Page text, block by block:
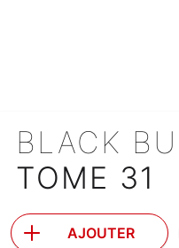
BLACK
TOME 31
AJOUTER